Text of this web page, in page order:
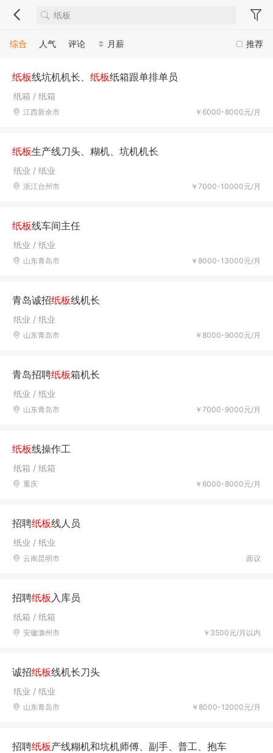
推荐
综合 人气 评论 月薪
纸板线坑机机长、 纸板纸箱跟单排单员
纸箱 / 纸箱
￥6000-8000元/月
江西新余市
纸板生产线刀头、糊机、坑机机长
纸业 / 纸业
￥7000-10000元/月
浙江台州市
纸板线车间主任
纸业 / 纸业
￥8000-13000元/月
山东青岛市
青岛诚招纸板线机长
纸业 / 纸业
￥8000-9000元/月
山东青岛市
青岛招聘纸板箱机长
纸业 / 纸业
￥7000-9000元/月
山东青岛市
纸板线操作工
纸箱 / 纸箱
￥6000-8000元/月
重庆
招聘纸板线人员
纸业 / 纸业
面议
云南昆明市
招聘纸板 入库员
纸箱 / 纸箱
￥3500元/月以内
安徽滁州市
诚招纸板线机长刀头
纸业 / 纸业
￥8000-12000元/月
山东青岛市
招聘纸板产线糊机和坑机师傅、副手、普工、抱车